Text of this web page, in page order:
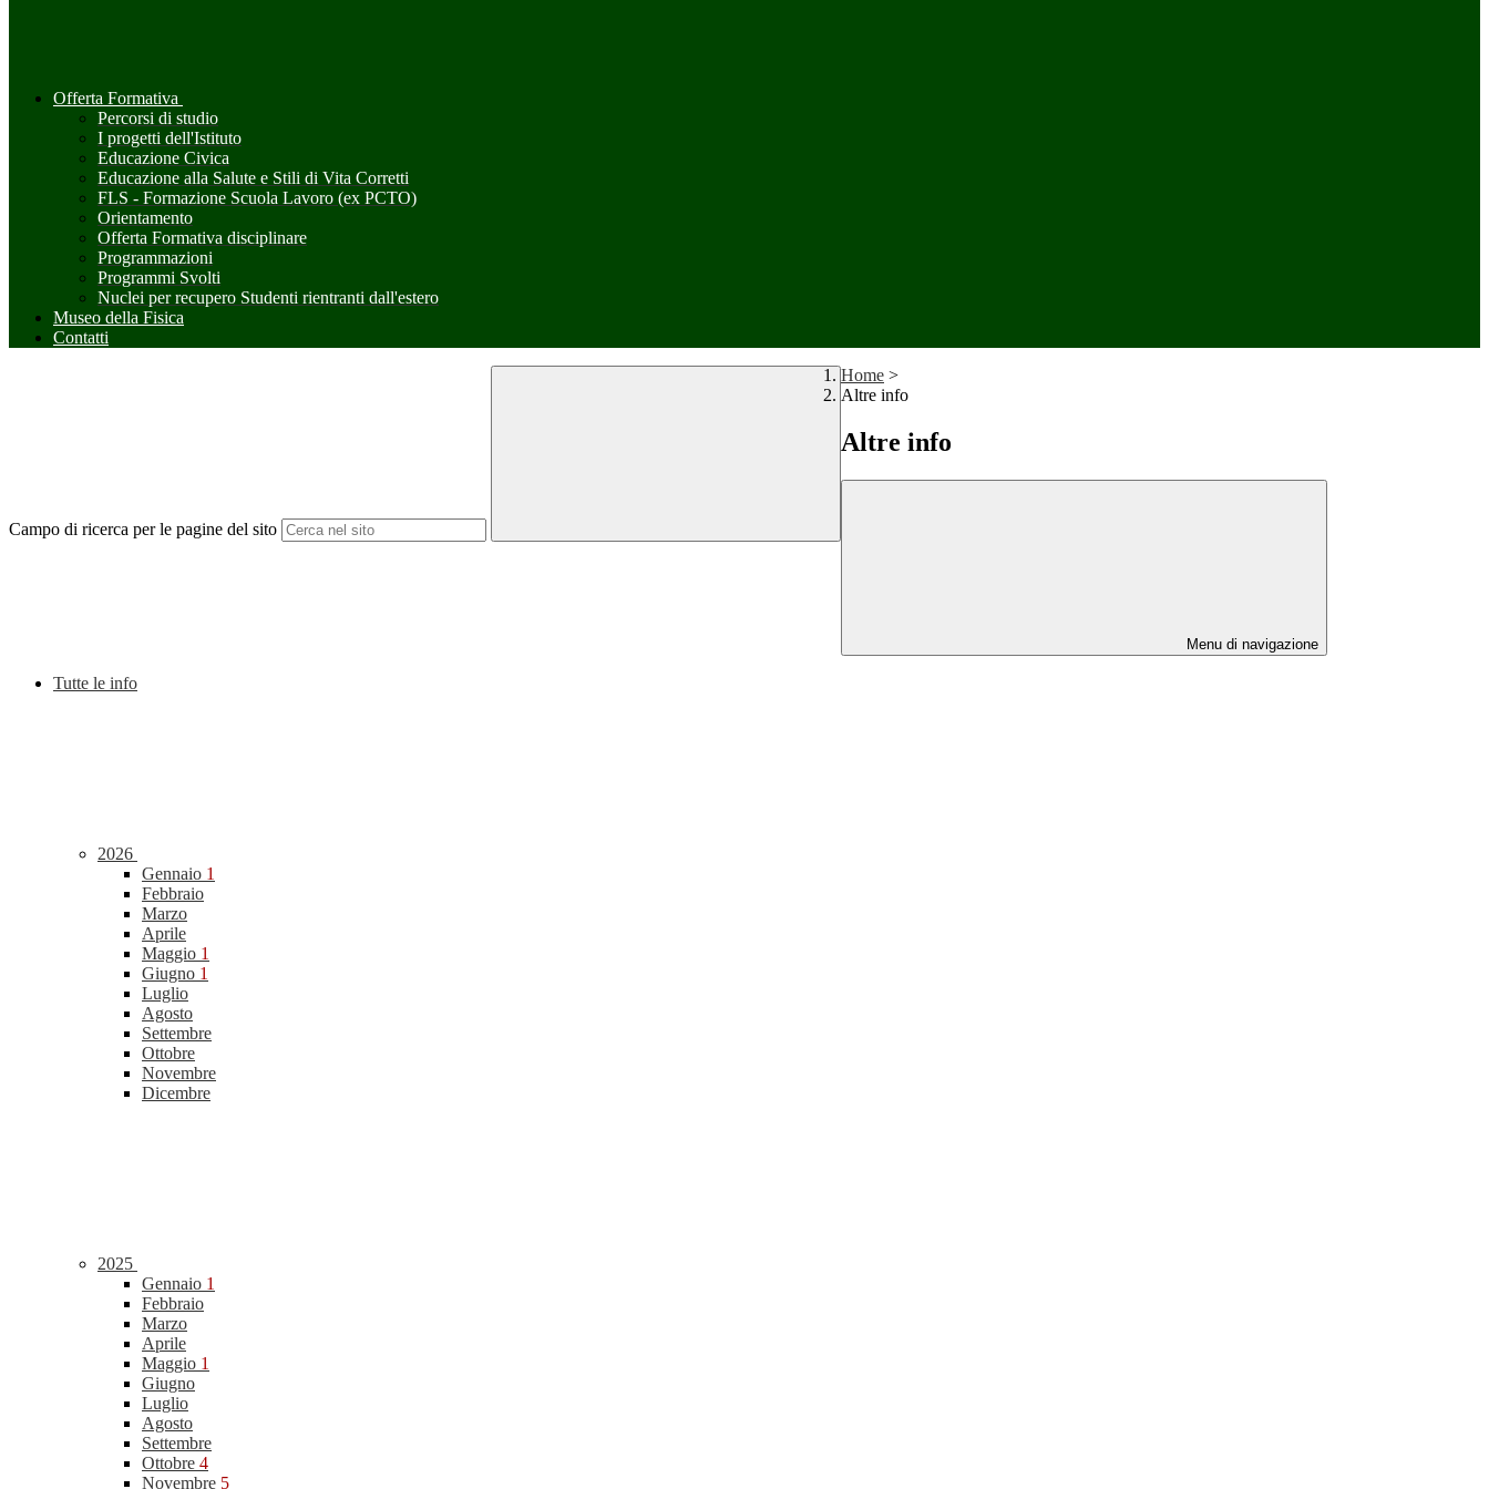
Offerta Formativa
Percorsi di studio
I progetti dell'Istituto
Educazione Civica
Educazione alla Salute e Stili di Vita Corretti
FLS - Formazione Scuola Lavoro (ex PCTO)
Orientamento
Offerta Formativa disciplinare
Programmazioni
Programmi Svolti
Nuclei per recupero Studenti rientranti dall'estero
Museo della Fisica
Contatti
Campo di ricerca per le pagine del sito
Home >
Altre info
Altre info
Menu di navigazione
Tutte le info
2026
Gennaio 1
Febbraio
Marzo
Aprile
Maggio 1
Giugno 1
Luglio
Agosto
Settembre
Ottobre
Novembre
Dicembre
2025
Gennaio 1
Febbraio
Marzo
Aprile
Maggio 1
Giugno
Luglio
Agosto
Settembre
Ottobre 4
Novembre 5